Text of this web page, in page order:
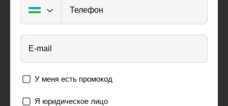
Телефон
E-mail
У меня есть промокод
Я юридическое лицо